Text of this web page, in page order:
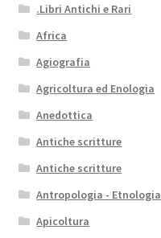
.Libri Antichi e Rari
Africa
Agiografia
Agricoltura ed Enologia
Anedottica
Antiche scritture
Antiche scritture
Antropologia - Etnologia
Apicoltura